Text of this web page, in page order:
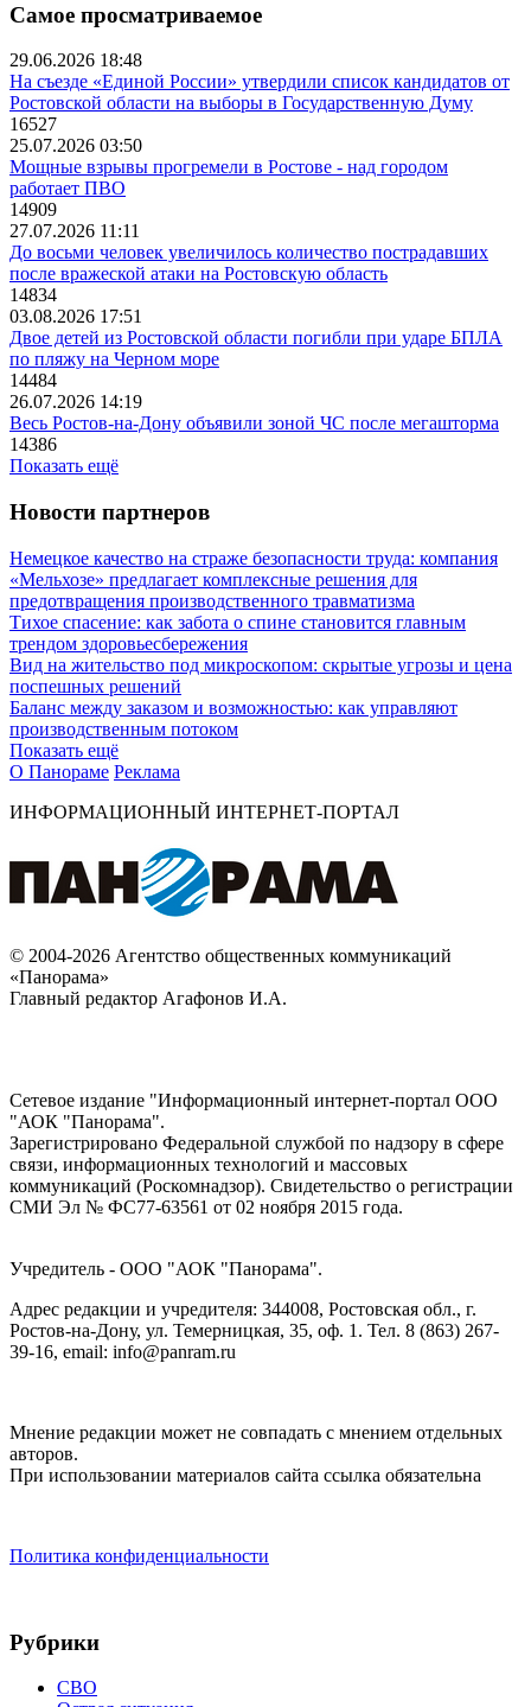
Самое просматриваемое
29.06.2026 18:48
На съезде «Единой России» утвердили список кандидатов от
Ростовской области на выборы в Государственную Думу
16527
25.07.2026 03:50
Мощные взрывы прогремели в Ростове - над городом
работает ПВО
14909
27.07.2026 11:11
До восьми человек увеличилось количество пострадавших
после вражеской атаки на Ростовскую область
14834
03.08.2026 17:51
Двое детей из Ростовской области погибли при ударе БПЛА
по пляжу на Черном море
14484
26.07.2026 14:19
Весь Ростов-на-Дону объявили зоной ЧС после мегашторма
14386
Показать ещё
Новости партнеров
Немецкое качество на страже безопасности труда: компания
«Мельхозе» предлагает комплексные решения для
предотвращения производственного травматизма
Тихое спасение: как забота о спине становится главным
трендом здоровьесбережения
Вид на жительство под микроскопом: скрытые угрозы и цена
поспешных решений
Баланс между заказом и возможностью: как управляют
производственным потоком
Показать ещё
О Панораме Реклама
ИНФОРМАЦИОННЫЙ ИНТЕРНЕТ-ПОРТАЛ
© 2004-2026 Агентство общественных коммуникаций
«Панорама»
Главный редактор Агафонов И.А.
Сетевое издание "Информационный интернет-портал ООО
"АОК "Панорама".
Зарегистрировано Федеральной службой по надзору в сфере
связи, информационных технологий и массовых
коммуникаций (Роскомнадзор). Cвидетельство о регистрации
СМИ Эл № ФС77-63561 от 02 ноября 2015 года.
Учредитель - ООО "АОК "Панорама".
Адрес редакции и учредителя: 344008, Ростовская обл., г.
Ростов-на-Дону, ул. Темерницкая, 35, оф. 1. Тел. 8 (863) 267-
39-16, email: info@panram.ru
Мнение редакции может не совпадать с мнением отдельных
авторов.
При использовании материалов сайта ссылка обязательна
Политика конфиденциальности
Рубрики
СВО